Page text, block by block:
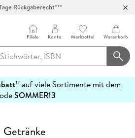
Rückgaberecht***
Filiale Konto Merkzettel Warenkorb
12auf viele Sortimente mit dem
SOMMER13
Getränke